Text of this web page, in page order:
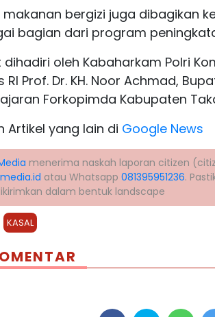
makanan bergizi juga dibagikan
bagian dari program
oleh Kabaharkam Polri
RI Prof. Dr. KH. Noor Achmad,
Forkopimda Kabupaten
Artikel yang lain di Google News
menerima naskah laporan citizen
atau Whatsapp 081395951236.
dalam bentuk landscape
KASAL